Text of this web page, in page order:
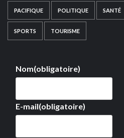
PACIFIQUE POLITIQUE SANTÉ
SPORTS TOURISME
Nom(obligatoire)
E-mail(obligatoire)